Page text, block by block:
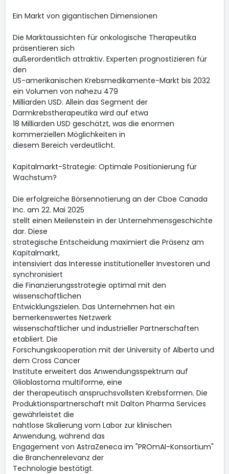
Ein Markt von gigantischen Dimensionen
Die Marktaussichten für onkologische Therapeutika
präsentieren sich
außerordentlich attraktiv. Experten prognostizieren für
den
US-amerikanischen Krebsmedikamente-Markt bis 2032
ein Volumen von nahezu 479
Milliarden USD. Allein das Segment der
Darmkrebstherapeutika wird auf etwa
18 Milliarden USD geschätzt, was die enormen
kommerziellen Möglichkeiten in
diesem Bereich verdeutlicht.
Kapitalmarkt-Strategie: Optimale Positionierung für
Wachstum?
Die erfolgreiche Börsennotierung an der Cboe Canada
Inc. am 22. Mai 2025
stellt einen Meilenstein in der Unternehmensgeschichte
dar. Diese
strategische Entscheidung maximiert die Präsenz am
Kapitalmarkt,
intensiviert das Interesse institutioneller Investoren und
synchronisiert
die Finanzierungsstrategie optimal mit den
wissenschaftlichen
Entwicklungszielen. Das Unternehmen hat ein
bemerkenswertes Netzwerk
wissenschaftlicher und industrieller Partnerschaften
etabliert. Die
Forschungskooperation mit der University of Alberta und
dem Cross Cancer
Institute erweitert das Anwendungsspektrum auf
Glioblastoma multiforme, eine
der therapeutisch anspruchsvollsten Krebsformen. Die
Produktionspartnerschaft mit Dalton Pharma Services
gewährleistet die
nahtlose Skalierung vom Labor zur klinischen
Anwendung, während das
Engagement von AstraZeneca im "PROmAI-Konsortium"
die Branchenrelevanz der
Technologie bestätigt.